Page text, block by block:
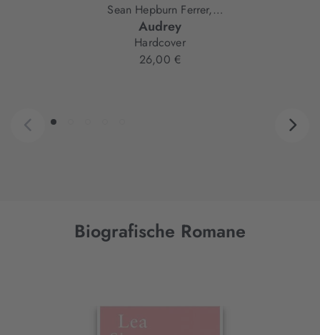
Sean Hepburn Ferrer,
Wendy Holden
Audrey
Hardcover
26,00 €
Biografische Romane